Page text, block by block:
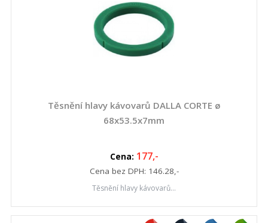
Těsnění hlavy kávovarů DALLA CORTE ø
68x53.5x7mm
Cena: 177,-
Cena bez DPH: 146.28,-
Těsnění hlavy kávovarů...